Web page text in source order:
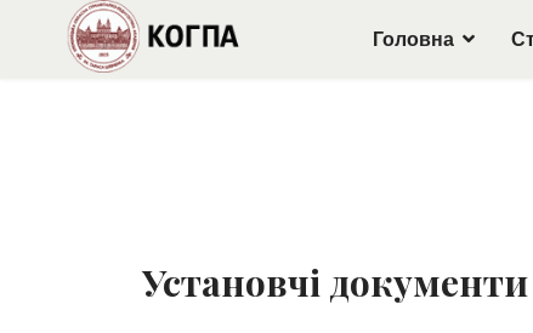
Головна
Установчі документи